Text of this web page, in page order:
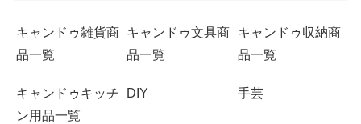
キャンドゥ雑貨商
品一覧
キャンドゥ文具商
品一覧
キャンドゥ収納商
品一覧
キャンドゥキッチ
ン用品一覧
DIY 手芸